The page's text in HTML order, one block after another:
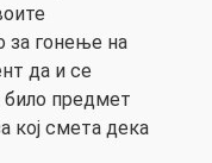
за гонење на
да и се
било предмет
кој смета дека